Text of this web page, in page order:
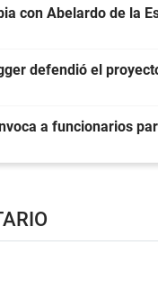
con Abelardo de la
defendió el
a funcionarios